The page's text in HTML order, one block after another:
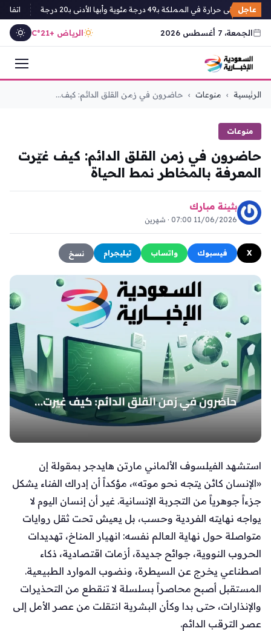
عاجل
حرارة في المملكة بـ49 درجة مئوية وأبها الأدنى بـ20 درجة اتفاقية
الجمعة، 7 أغسطس 2026 الرياض +21°C
التجاوز
الرئيسية › منوعات › حاضرون في زمن القلق الدائم: كيف...
منوعات
حاضرون في زمن القلق الدائم: كيف غيّرت
المعرفة بالمخاطر نمط الحياة
بثينة مبارك
11/06/2026 07:00 · شهرين
X فيسبوك واتساب تيليجرام نسخ
استشهد الفيلسوف الألماني مارتن هايدجر بمقولة إن
«الإنسان كائن يتجه نحو موته»، مؤكداً أن إدراك الفناء يشكل
جزءاً جوهرياً من التجربة الإنسانية. غير أن إنسان اليوم لا
يواجه نهايته الفردية وحسب، بل يعيش تحت ثقل روايات
متواصلة حول نهاية العالم نفسه: انهيار المناخ، تهديدات
الحروب النووية، جوائح جديدة، أزمات اقتصادية، ذكاء
اصطناعي يخرج عن السيطرة، ونضوب الموارد الطبيعية.
المستقبل أصبح محاصراً بسلسلة لا تنقطع من التحذيرات
والإنذارات، حتى بدا وكأن البشرية انتقلت من عصر الأمل إلى
عصر الترقب الدائم.